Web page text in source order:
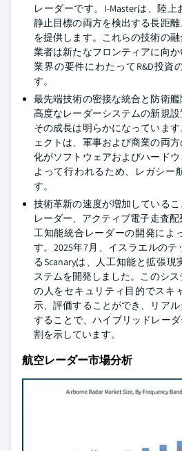
レーダーです。I-Masterは、陸
静止目標の両方を検出する長距
を提供します。これらの技術の
業者は新たなフロンティアに向
業界の要件にわたってR&D投資
す。
最先端技術の密接な統合と防衛艦
高度なレーダーシステムの新規設
その成長は明らかになっていま
ェクトは、軍事および商業の両
化がソフトウェアおよびハード
よって行われるため、レガシー
す。
技術革新の速度が増加している
レーダー、アクティブ電子走査配
工知能統合レーダーの開発によ
す。2025年7月、イスラエルの
るScanaryは、人工知能と拡張
ステムを開発しました。このシス
の人をセキュリティ目的でスキ
示、評価することができ、リア
することで、ハイブリッドレー
割を示しています。
航空レーダー市場分析